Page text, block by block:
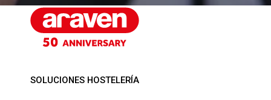
SOLUCIONES HOSTELERÍA